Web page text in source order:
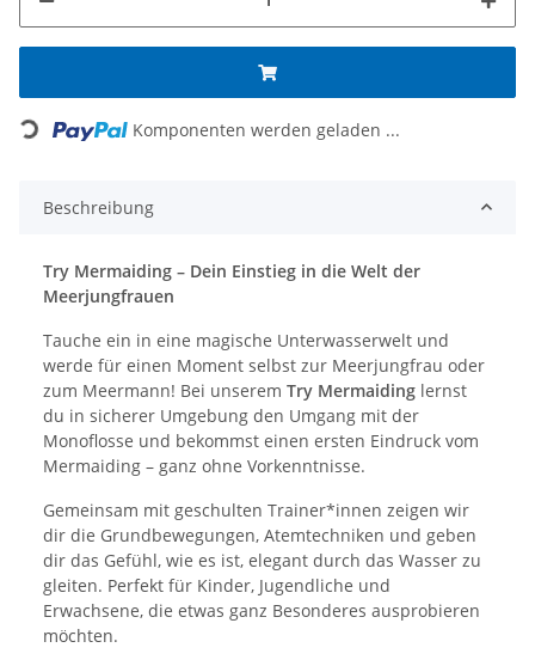
Loading... Komponenten werden geladen ...
Beschreibung
Try Mermaiding – Dein Einstieg in die Welt der
Meerjungfrauen
Tauche ein in eine magische Unterwasserwelt und
werde für einen Moment selbst zur Meerjungfrau oder
zum Meermann! Bei unserem Try Mermaiding lernst
du in sicherer Umgebung den Umgang mit der
Monoflosse und bekommst einen ersten Eindruck vom
Mermaiding – ganz ohne Vorkenntnisse.
Gemeinsam mit geschulten Trainer*innen zeigen wir
dir die Grundbewegungen, Atemtechniken und geben
dir das Gefühl, wie es ist, elegant durch das Wasser zu
gleiten. Perfekt für Kinder, Jugendliche und
Erwachsene, die etwas ganz Besonderes ausprobieren
möchten.